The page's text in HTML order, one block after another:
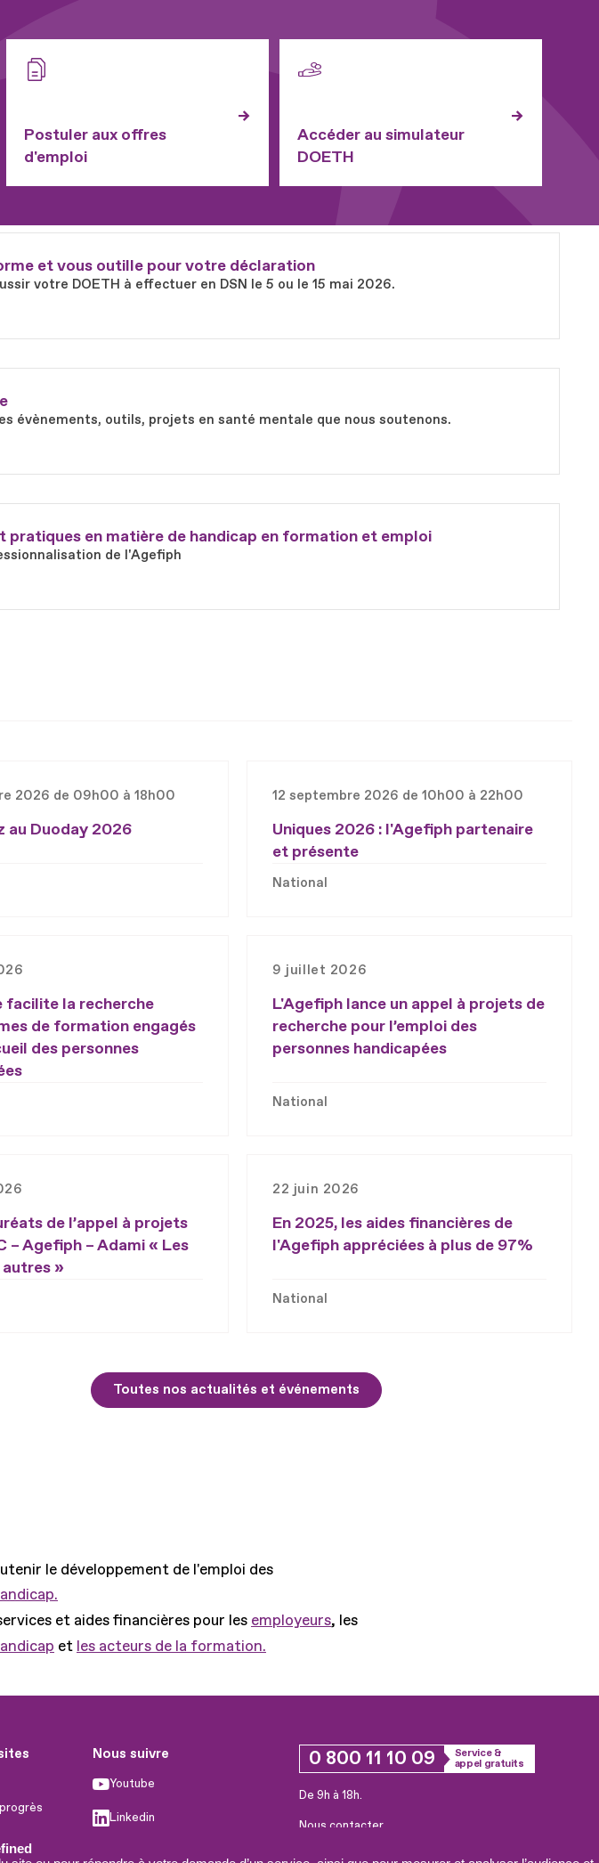
Postuler aux offres
d'emploi
Accéder au simulateur
DOETH
et vous outille pour votre déclaration
votre DOETH à effectuer en DSN le 5 ou le 15 mai 2026.
évènements, outils, projets en santé mentale que nous soutenons.
pratiques en matière de handicap en formation et emploi
de l'Agefiph
2026 de 09h00 à 18h00
au Duoday 2026
12 septembre 2026 de 10h00 à 22h00
Uniques 2026 : l'Agefiph partenaire
et présente
National
facilite la recherche
de formation engagés
des personnes
9 juillet 2026
L'Agefiph lance un appel à projets de
recherche pour l’emploi des
personnes handicapées
National
de l’appel à projets
– Agefiph – Adami « Les
»
22 juin 2026
En 2025, les aides financières de
l'Agefiph appréciées à plus de 97%
National
Toutes nos actualités et événements
le développement de l'emploi des
et aides financières pour les employeurs, les
et les acteurs de la formation.
Nous suivre
Youtube
Linkedin
0 800 11 10 09
Service &
appel gratuits
De 9h à 18h.
Nous contacter